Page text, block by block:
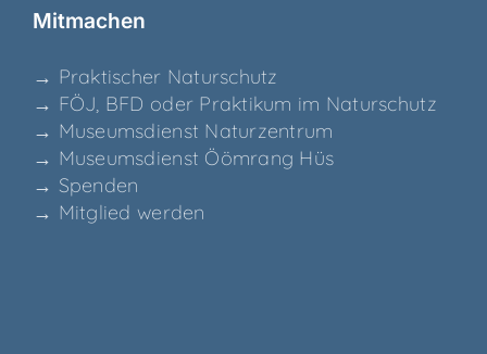
Mit­ma­chen
→ Prak­ti­scher Naturschutz
→ FÖJ, BFD oder Prak­ti­kum im Naturschutz
→ Muse­ums­dienst Naturzentrum
→ Muse­ums­dienst Ööm­rang Hüs
→ Spen­den
→ Mit­glied werden